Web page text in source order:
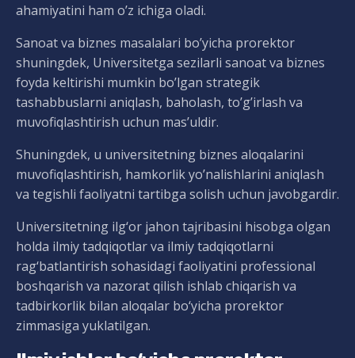
ahamiyatini ham o’z ichiga oladi.
Sanoat va biznes masalalari bo’yicha prorektor
shuningdek, Universitetga sezilarli sanoat va biznes
foyda keltirishi mumkin bo’lgan strategik
tashabbuslarni aniqlash, baholash, to’g’irlash va
muvofiqlashtirish uchun mas’uldir.
Shuningdek, u universitetning biznes aloqalarini
muvofiqlashtirish, hamkorlik yo’nalishlarini aniqlash
va tegishli faoliyatni tartibga solish uchun javobgardir.
Universitetning ilg‘or jahon tajribasini hisobga olgan
holda ilmiy tadqiqotlar va ilmiy tadqiqotlarni
rag‘batlantirish sohasidagi faoliyatini professional
boshqarish va nazorat qilish ishlab chiqarish va
tadbirkorlik bilan aloqalar bo‘yicha prorektor
zimmasiga yuklatilgan.